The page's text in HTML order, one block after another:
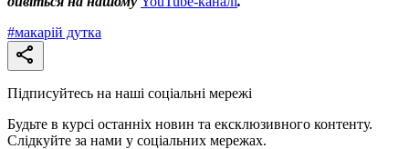
#макарій дутка
Підписуйтесь на наші соціальні мережі
Будьте в курсі останніх новин та ексклюзивного контенту.
Слідкуйте за нами у соціальних мережах.